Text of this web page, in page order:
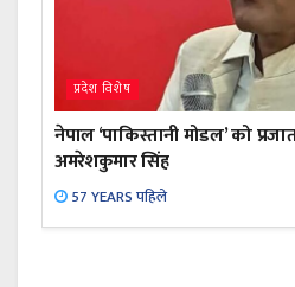
प्रदेश विशेष
नेपाल ‘पाकिस्तानी मोडल’ को
अमरेशकुमार सिंह
57 YEARS पहिले